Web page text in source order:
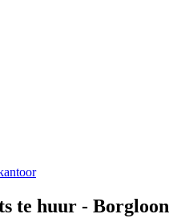
te huur - Borgloon